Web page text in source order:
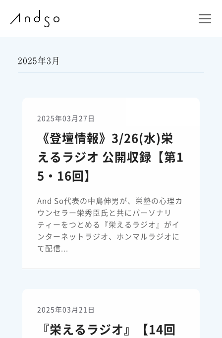
2025年3月
2025年03月27日
《登壇情報》3/26(水)栄
えるラジオ 公開収録【第1
5・16回】
And So代表の中島伸男が、栄塾の心理カ
ウンセラー栄秀臣氏と共にパーソナリ
ティーをつとめる『栄えるラジオ』がイ
ンターネットラジオ、ホンマルラジオに
て配信...
2025年03月21日
『栄えるラジオ』【14回